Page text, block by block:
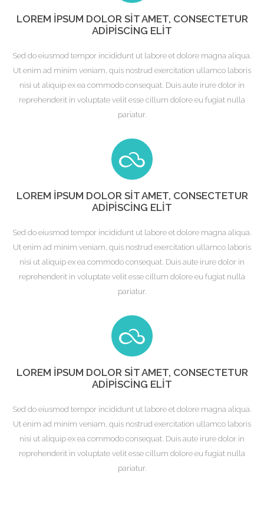
LOREM IPSUM DOLOR SIT AMET, CONSECTETUR
ADIPISCING ELIT
Sed do eiusmod tempor incididunt ut labore et dolore magna aliqua.
Ut enim ad minim veniam, quis nostrud exercitation ullamco laboris
nisi ut aliquip ex ea commodo consequat. Duis aute irure dolor in
reprehenderit in voluptate velit esse cillum dolore eu fugiat nulla
pariatur.
LOREM IPSUM DOLOR SIT AMET, CONSECTETUR
ADIPISCING ELIT
Sed do eiusmod tempor incididunt ut labore et dolore magna aliqua.
Ut enim ad minim veniam, quis nostrud exercitation ullamco laboris
nisi ut aliquip ex ea commodo consequat. Duis aute irure dolor in
reprehenderit in voluptate velit esse cillum dolore eu fugiat nulla
pariatur.
LOREM IPSUM DOLOR SIT AMET, CONSECTETUR
ADIPISCING ELIT
Sed do eiusmod tempor incididunt ut labore et dolore magna aliqua.
Ut enim ad minim veniam, quis nostrud exercitation ullamco laboris
nisi ut aliquip ex ea commodo consequat. Duis aute irure dolor in
reprehenderit in voluptate velit esse cillum dolore eu fugiat nulla
pariatur.